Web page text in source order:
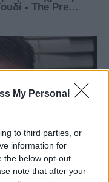
My Personal
to third parties, or
information for
the below opt-out
note that after your